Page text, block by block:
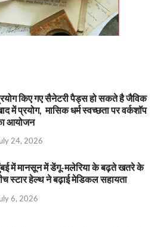
किए गए सैनेटरी पैड्स हो सकते है जैविक
में प्रयोग, मासिक धर्म स्वच्छता पर वर्कशॉप
आयोजन
24, 2026
में मानसून में डेंगू-मलेरिया के बढ़ते खतरे के
स्टार हेल्थ ने बढ़ाई मेडिकल सहायता
6, 2026